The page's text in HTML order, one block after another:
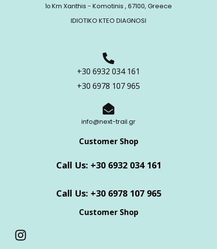
1ο Km Xanthis - Komotinis , 67100, Greece
IDIOTIKO KTEO DIAGNOSI
+30 6932 034 161
+30 6978 107 965
info@next-trail.gr
Customer Shop
Call Us: +30 6932 034 161
Call Us: +30 6978 107 965
Customer Shop